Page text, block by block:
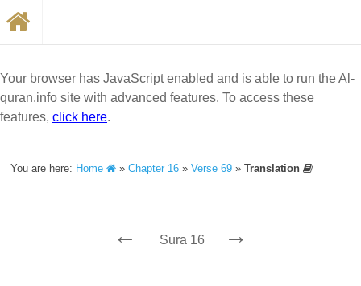
Your browser has JavaScript enabled and is able to run the Al-
quran.info site with advanced features. To access these
features, click here.
You are here: Home »Chapter 16 »Verse 69 »Translation
← Sura 16 →